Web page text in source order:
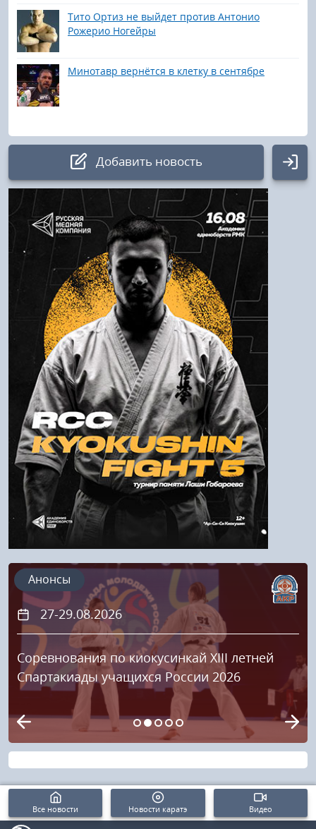
Тито Ортиз не выйдет против Антонио
Рожерио Ногейры
Минотавр вернётся в клетку в сентябре
Добавить новость
Авторизация
Логин:
Пароль
Войти
Напомнить пароль
Регистрация
27-29.08.2026
Соревнования по киокусинкай XIII летней
Спартакиады учащихся России 2026
Анонсы
Все новости Новости каратэ Видео